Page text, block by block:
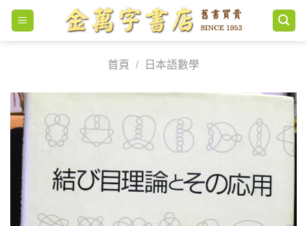
Skip
content
首頁
/ 日本語數學